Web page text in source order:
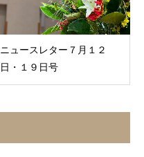
ニュースレター７月１２
日・１９日号